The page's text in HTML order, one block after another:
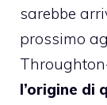
sarebbe
prossimo
l’origine di